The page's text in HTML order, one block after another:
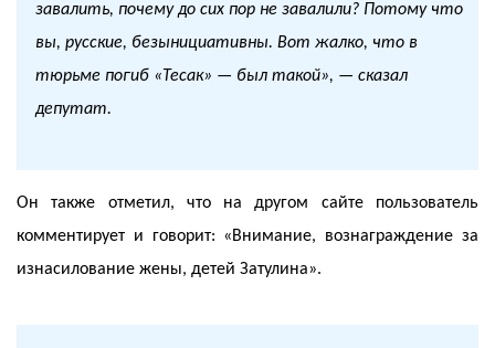
завалить, почему до сих пор не завалили? Потому что
вы, русские, безынициативны. Вот жалко, что в
тюрьме погиб «Тесак» — был такой», — сказал
депутат.
Он также отметил, что на другом сайте пользователь
комментирует и говорит: «Внимание, вознаграждение за
изнасилование жены, детей Затулина».